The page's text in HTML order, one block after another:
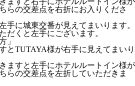
らの交差点を右折にお入りくださ
手に城東交番が見えてまいります。
だくと左手にございます。
」
とTUTAYA様が右手に見えてまいり
ますと左手にホテルルートイン様が
らの交差点を左折していただきま